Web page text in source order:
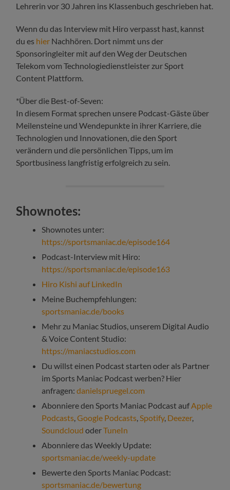
Lehrerin vor 30 Jahren ins Klassenbuch geschrieben hat.
Wenn du das Interview mit Hiro verpasst hast, kannst
du es hier Nachhören. Dort nimmt uns der
Sponsoringleiter mit auf den Weg der Deutschen
Telekom vom Technologiedienstleister zur Sport
Content Plattform.
*Über die Best-of-Seven:
In diesem Format sprechen unsere Podcast-Gäste über
Meilensteine und Wendepunkte in ihrer Karriere, die
Technologien und Innovationen, die den Sport
verändern und die persönlichen Tipps, um im
Sportbusiness langfristig erfolgreich zu sein.
Shownotes:
Shownotes unter:
https://sportsmaniac.de/episode164
Podcast-Interview mit Hiro:
https://sportsmaniac.de/episode163
Hiro Kishi auf LinkedIn
Meine Buchempfehlungen:
sportsmaniac.de/books
Mehr zu Maniac Studios, unserem Digital Audio
& Voice Content Studio:
https://maniacstudios.com
Du willst einen Podcast starten oder als Partner
im Sports Maniac Podcast werben? Hier
anfragen:danielspruegel.com
Abonniere den Sports Maniac Podcast auf Apple
Podcasts ,Google Podcasts Spotify, Deezer,
Soundcloud oderTuneIn
Abonniere das Weekly Update:
sportsmaniac.de/weekly-update
Bewerte den Sports Maniac Podcast:
sportsmaniac.de/bewertung